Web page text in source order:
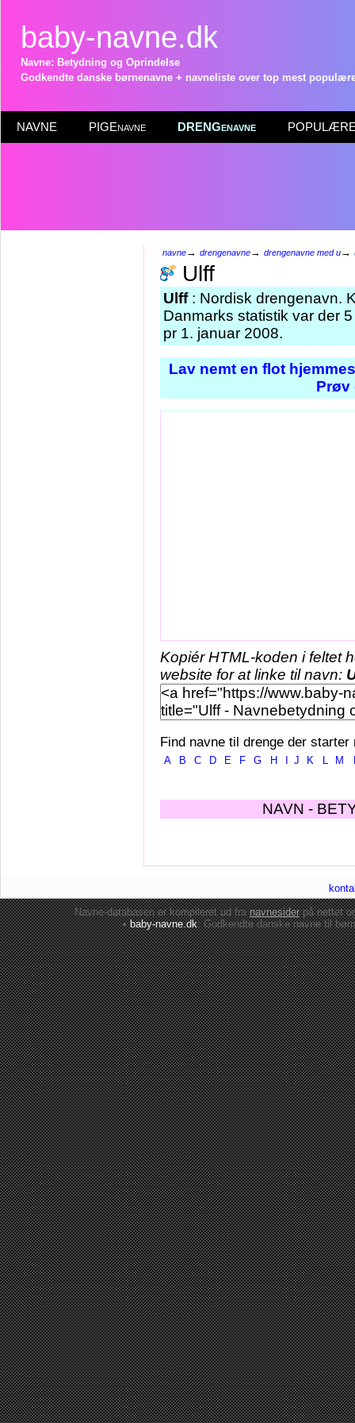
baby-navne.dk
Navne: Betydning og Oprindelse
Godkendte danske børnenavne + navneliste over top mest
NAVNE PIGEnavne DRENGenavne POPULÆRE
navne→ drengenavne→ drengenavne med u→
Ulff
Ulff: Nordisk drengenavn.
Danmarks statistik var der
pr 1. januar 2008.
Lav nemt en flot
Prøv
Kopiér HTML-koden i feltet
website for at linke til navn:
Find navne til drenge der starter
A B C D E F G H J K L M
NAVN -
Navne-databasen er kompileret ud franavnesiderpå nettet
•baby-navne.dk: Godkendte danskenavne til børn